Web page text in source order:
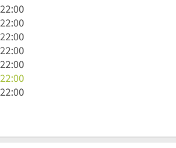
22:00
22:00
22:00
22:00
22:00
22:00
22:00